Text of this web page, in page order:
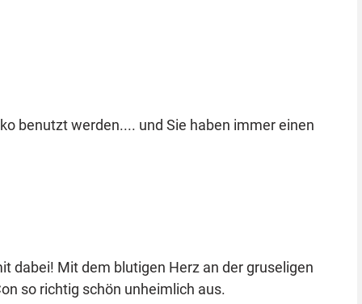
benutzt werden.... und Sie haben immer einen
dabei! Mit dem blutigen Herz an der gruseligen
so richtig schön unheimlich aus.